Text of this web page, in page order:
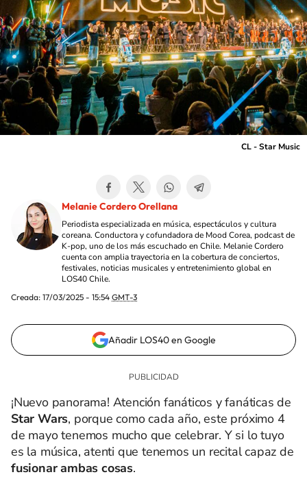
CL - Star Music
Melanie Cordero Orellana
Periodista especializada en música, espectáculos y cultura
coreana. Conductora y cofundadora de Mood Corea, podcast de
K-pop, uno de los más escuchado en Chile. Melanie Cordero
cuenta con amplia trayectoria en la cobertura de conciertos,
festivales, noticias musicales y entretenimiento global en
LOS40 Chile.
Creada: 17/03/2025 - 15:54 GMT-3
Añadir LOS40 en Google
¡Nuevo panorama! Atención fanáticos y fanáticas de
Star Wars, porque como cada año, este próximo 4
de mayo tenemos mucho que celebrar. Y si lo tuyo
es la música, atenti que tenemos un recital capaz de
fusionar ambas cosas.